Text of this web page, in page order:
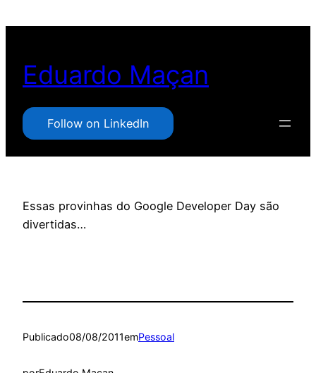
conteúdo
Eduardo Maçan
Follow on LinkedIn
Essas provinhas do Google Developer Day são
divertidas…
Publicado08/08/2011emPessoal